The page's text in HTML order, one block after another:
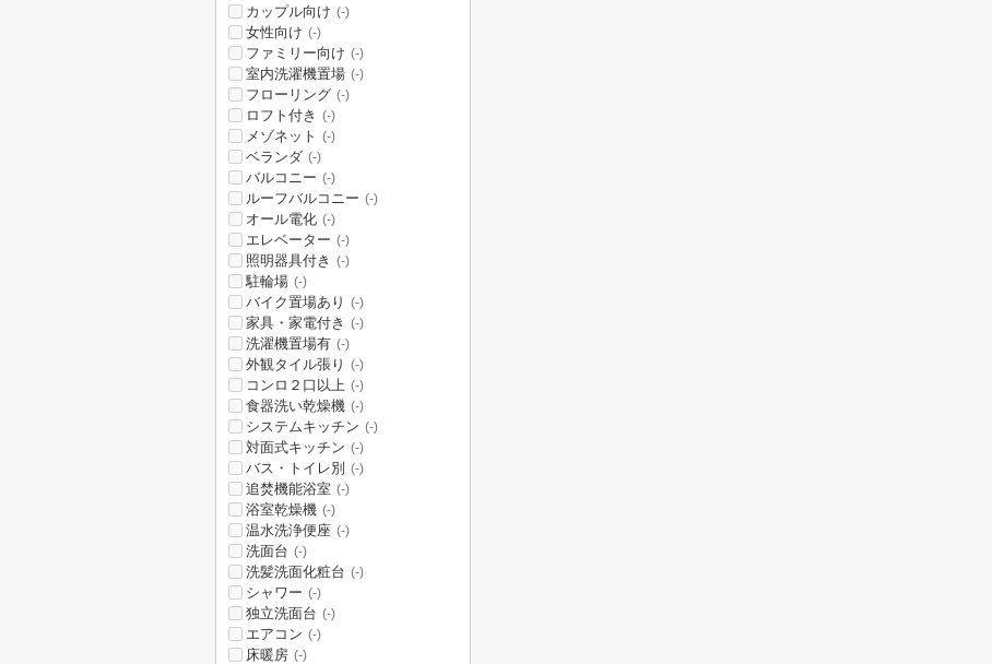
カップル向け (-)
女性向け (-)
ファミリー向け (-)
室内洗濯機置場 (-)
フローリング (-)
ロフト付き (-)
メゾネット (-)
ベランダ (-)
バルコニー (-)
ルーフバルコニー (-)
オール電化 (-)
エレベーター (-)
照明器具付き (-)
駐輪場 (-)
バイク置場あり (-)
家具・家電付き (-)
洗濯機置場有 (-)
外観タイル張り (-)
コンロ２口以上 (-)
食器洗い乾燥機 (-)
システムキッチン (-)
対面式キッチン (-)
バス・トイレ別 (-)
追焚機能浴室 (-)
浴室乾燥機 (-)
温水洗浄便座 (-)
洗面台 (-)
洗髪洗面化粧台 (-)
シャワー (-)
独立洗面台 (-)
エアコン (-)
床暖房 (-)